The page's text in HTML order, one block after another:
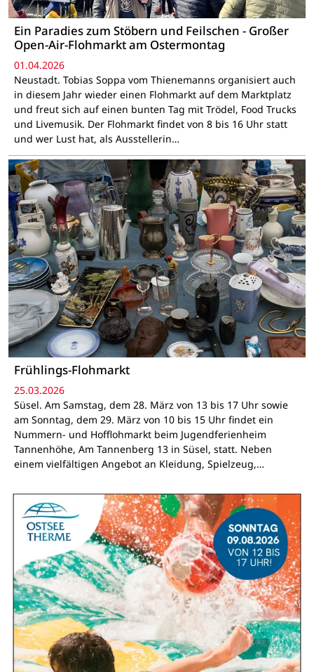
Ein Paradies zum Stöbern und Feilschen - Großer
Open-Air-Flohmarkt am Ostermontag
01.04.2026
Neustadt. Tobias Soppa vom Thienemanns organisiert auch
in diesem Jahr wieder einen Flohmarkt auf dem Marktplatz
und freut sich auf einen bunten Tag mit Trödel, Food Trucks
und Livemusik. Der Flohmarkt findet von 8 bis 16 Uhr statt
und wer Lust hat, als Ausstellerin…
Frühlings-Flohmarkt
25.03.2026
Süsel. Am Samstag, dem 28. März von 13 bis 17 Uhr sowie
am Sonntag, dem 29. März von 10 bis 15 Uhr findet ein
Nummern- und Hofflohmarkt beim Jugendferienheim
Tannenhöhe, Am Tannenberg 13 in Süsel, statt. Neben
einem vielfältigen Angebot an Kleidung, Spielzeug,…